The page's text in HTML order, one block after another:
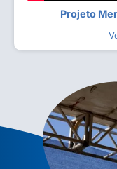
Projeto